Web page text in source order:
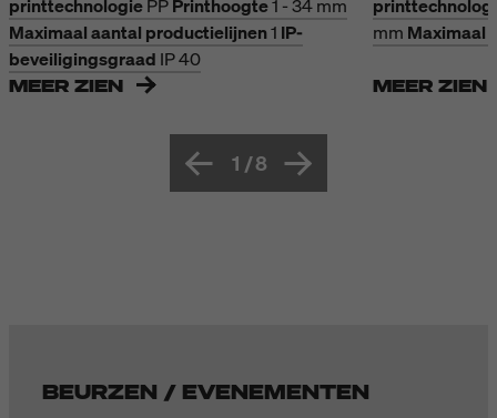
printtechnologiePPPrinthoogte1 - 34 mm
Maximaal aantal productielijnen1 IP-
beveiligingsgraad IP 40
MEER ZIEN
mm Maximaal
MEER ZIEN
1 /8
BEURZEN / EVENEMENTEN